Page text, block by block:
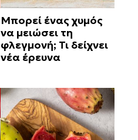
Μπορεί ένας χυμός
να μειώσει τη
φλεγμονή; Τι δείχνει
νέα έρευνα